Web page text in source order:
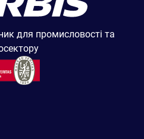
для промисловості та